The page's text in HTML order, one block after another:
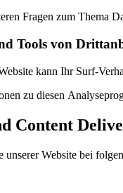
Fragen zum Thema
Tools von
kann Ihr Surf-
zu diesen
Content
unserer Website bei